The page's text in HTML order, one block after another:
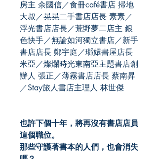
房主 余國信／食冊café書店 掃地
大叔／晃晃二手書店店長 素素／
浮光書店店長／荒野夢二店主 銀
色快手／無論如河獨立書店／新手
書店店長 鄭宇庭／瑯嬛書屋店長
米亞／燦爛時光東南亞主題書店創
辦人 張正／薄霧書店店長 蔡南昇
／Stay旅人書店主理人 林世傑
也許下個十年，將再沒有書店店員
這個職位。
那些守護著書本的人們，也會消失